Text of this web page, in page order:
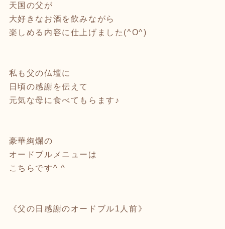
天国の父が
大好きなお酒を飲みながら
楽しめる内容に仕上げました(^O^)
私も父の仏壇に
日頃の感謝を伝えて
元気な母に食べてもらます♪
豪華絢爛の
オードブルメニューは
こちらです^ ^
《父の日感謝のオードブル1人前》